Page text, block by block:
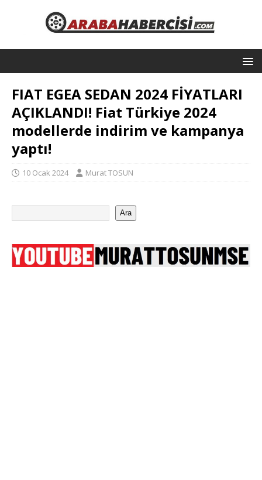
FIAT EGEA SEDAN 2024 FİYATLARI
AÇIKLANDI! Fiat Türkiye 2024
modellerde indirim ve kampanya
yaptı!
10 Ocak 2024 Murat TOSUN
Ara